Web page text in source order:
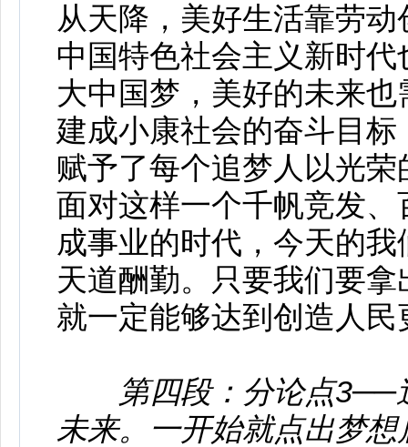
从天降，美好生活靠劳
中国特色社会主义新时
大中国梦，美好的未来
建成小康社会的奋斗目
赋予了每个追梦人以光
面对这样一个千帆竞发
成事业的时代，今天的
天道酬勤。只要我们要
就一定能够达到创造人
第四段：分论点3──
未来。一开始就点出梦